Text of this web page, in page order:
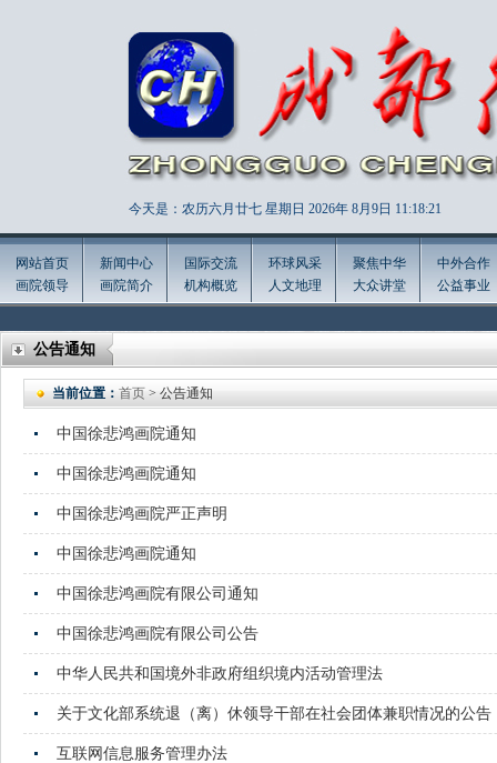
今天是：农历六月廿七 星期日 2026年 8月9日 11:18:22
网站首页
画院领导
新闻中心
画院简介
国际交流
机构概览
环球风采
人文地理
聚焦中华
大众讲堂
中外合作
公益事业
公告通知
当前位置： 首页 > 公告通知
中国徐悲鸿画院通知
中国徐悲鸿画院通知
中国徐悲鸿画院严正声明
中国徐悲鸿画院通知
中国徐悲鸿画院有限公司通知
中国徐悲鸿画院有限公司公告
中华人民共和国境外非政府组织境内活动管理法
关于文化部系统退（离）休领导干部在社会团体兼职情况的公告
互联网信息服务管理办法